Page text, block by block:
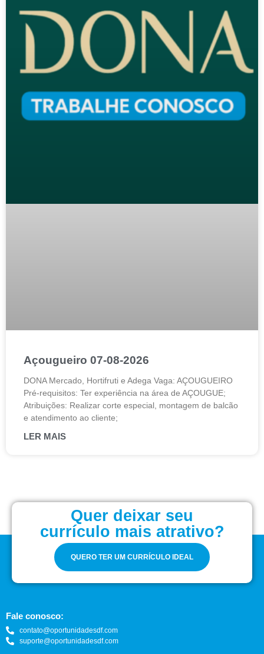
Açougueiro 07-08-2026
DONA Mercado, Hortifruti e Adega Vaga: AÇOUGUEIRO
Pré-requisitos: Ter experiência na área de AÇOUGUE;
Atribuições: Realizar corte especial, montagem de balcão
e atendimento ao cliente;
LER MAIS
Quer deixar seu
currículo mais atrativo?
QUERO TER UM CURRÍCULO IDEAL
Fale conosco:
contato@oportunidadesdf.com
suporte@oportunidadesdf.com